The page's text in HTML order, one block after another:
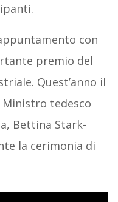
con
premio del
Quest’anno il
tedesco
Bettina Stark-
la cerimonia di